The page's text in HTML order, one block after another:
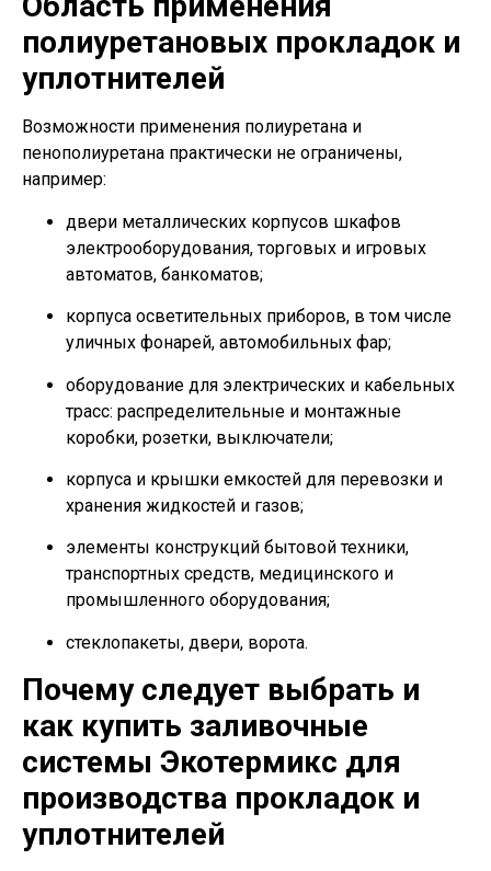
полиуретановых прокладок и
уплотнителей
Возможности применения полиуретана и
пенополиуретана практически не ограничены,
например:
двери металлических корпусов шкафов
электрооборудования, торговых и игровых
автоматов, банкоматов;
корпуса осветительных приборов, в том числе
уличных фонарей, автомобильных фар;
оборудование для электрических и кабельных
трасс: распределительные и монтажные
коробки, розетки, выключатели;
корпуса и крышки емкостей для перевозки и
хранения жидкостей и газов;
элементы конструкций бытовой техники,
транспортных средств, медицинского и
промышленного оборудования;
стеклопакеты, двери, ворота.
Почему следует выбрать и
как купить заливочные
системы Экотермикс для
производства прокладок и
уплотнителей